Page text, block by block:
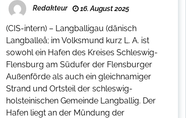
Redakteur 16. August 2025
(CIS-intern) – Langballigau (dänisch
Langballeå; im Volksmund kurz L. A. ist
sowohl ein Hafen des Kreises Schleswig-
Flensburg am Südufer der Flensburger
Außenförde als auch ein gleichnamiger
Strand und Ortsteil der schleswig-
holsteinischen Gemeinde Langballig. Der
Hafen liegt an der Mündung der